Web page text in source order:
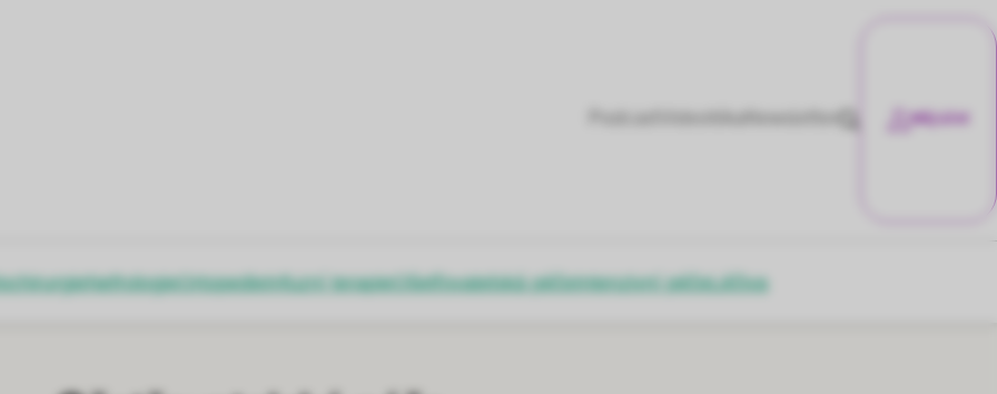
NefrologieOrtopedieInfuzní terapieOšetřovatelská péčeIntenzivní péčeLéčiva